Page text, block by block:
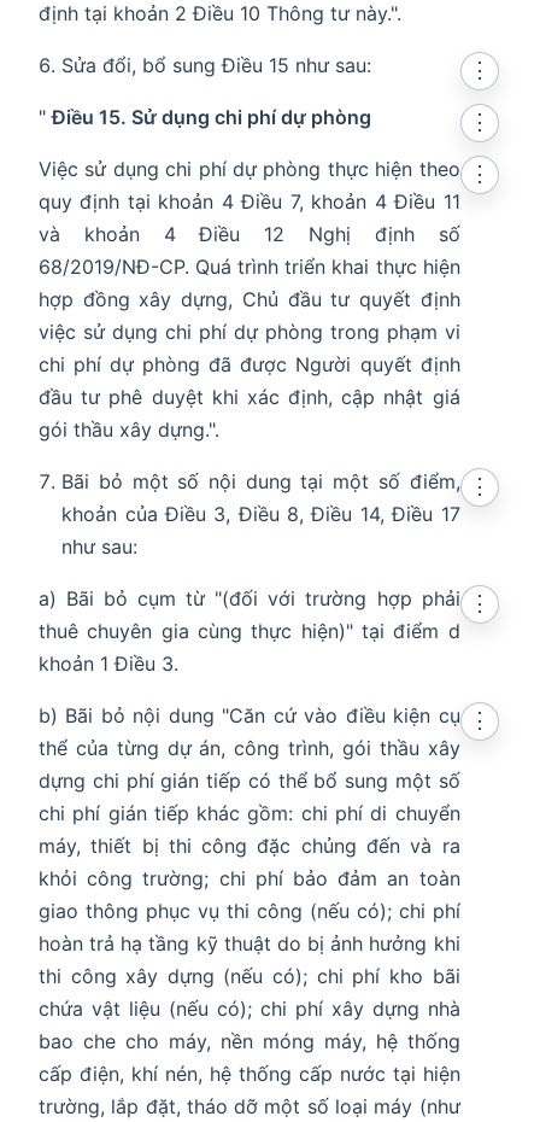
định tại khoản 2 Điều 10 Thông tư này.".
Sửa đổi, bổ sung Điều 15 như sau:
⋮
"Điều 15. Sử dụng chi phí dự phòng
⋮
Việc sử dụng chi phí dự phòng thực hiện theo
quy định tại khoản 4 Điều 7, khoản 4 Điều 11
và khoản 4 Điều 12 Nghị định số
68/2019/NĐ-CP. Quá trình triển khai thực hiện
hợp đồng xây dựng, Chủ đầu tư quyết định
việc sử dụng chi phí dự phòng trong phạm vi
chi phí dự phòng đã được Người quyết định
đầu tư phê duyệt khi xác định, cập nhật giá
gói thầu xây dựng.".
⋮
Bãi bỏ một số nội dung tại một số điểm,
khoản của Điều 3, Điều 8, Điều 14, Điều 17
như sau:
⋮
a) Bãi bỏ cụm từ "(đối với trường hợp phải
thuê chuyên gia cùng thực hiện)" tại điểm d
khoản 1 Điều 3.
⋮
b) Bãi bỏ nội dung "Căn cứ vào điều kiện cụ
thể của từng dự án, công trình, gói thầu xây
dựng chi phí gián tiếp có thể bổ sung một số
chi phí gián tiếp khác gồm: chi phí di chuyển
máy, thiết bị thi công đặc chủng đến và ra
khỏi công trường; chi phí bảo đảm an toàn
giao thông phục vụ thi công (nếu có); chi phí
hoàn trả hạ tầng kỹ thuật do bị ảnh hưởng khi
thi công xây dựng (nếu có); chi phí kho bãi
chứa vật liệu (nếu có); chi phí xây dựng nhà
bao che cho máy, nền móng máy, hệ thống
cấp điện, khí nén, hệ thống cấp nước tại hiện
trường, lắp đặt, tháo dỡ một số loại máy (như
⋮